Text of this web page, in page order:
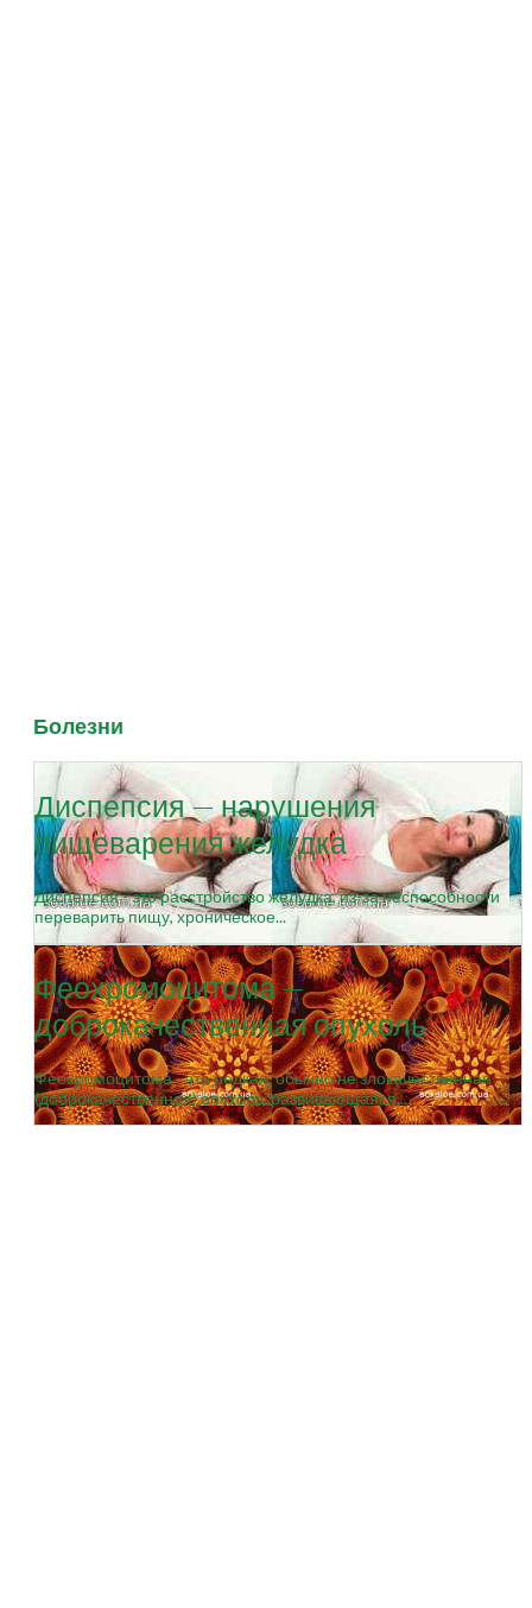
Болезни
Диспепсия — нарушения
пищеварения желудка
Диспепсия - это расстройство желудка, из-за неспособности
переварить пищу, хроническое...
Феохромоцитома —
доброкачественная опухоль
Феохромоцитома - это редкая, обычно не злокачественная
(доброкачественная) опухоль, развивающаяся...